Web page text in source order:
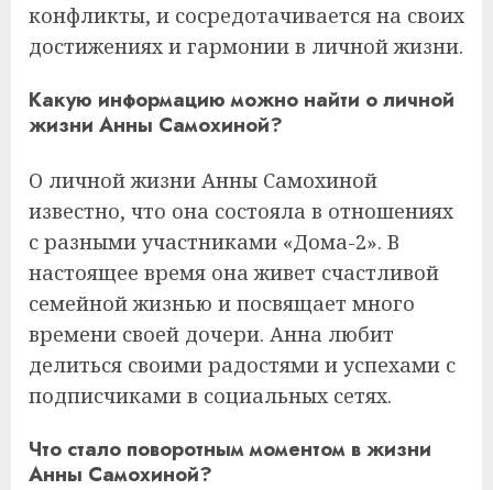
конфликты, и сосредотачивается на своих
достижениях и гармонии в личной жизни.
Какую информацию можно найти о личной
жизни Анны Самохиной?
О личной жизни Анны Самохиной
известно, что она состояла в отношениях
с разными участниками «Дома-2». В
настоящее время она живет счастливой
семейной жизнью и посвящает много
времени своей дочери. Анна любит
делиться своими радостями и успехами с
подписчиками в социальных сетях.
Что стало поворотным моментом в жизни
Анны Самохиной?